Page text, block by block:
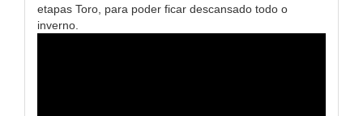
etapas Toro, para poder ficar descansado todo o
inverno.